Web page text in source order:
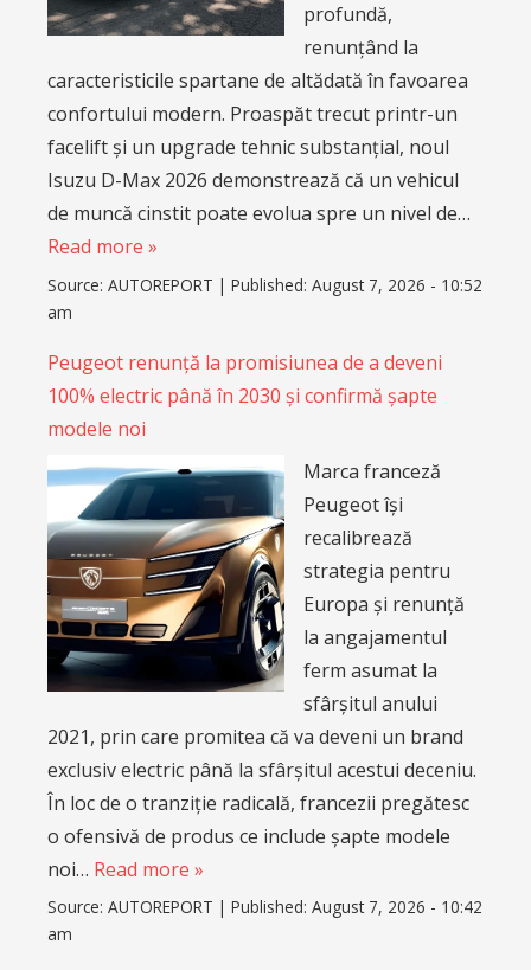
profundă,
renunțând la
caracteristicile spartane de altădată în favoarea
confortului modern. Proaspăt trecut printr-un
facelift și un upgrade tehnic substanțial, noul
Isuzu D-Max 2026 demonstrează că un vehicul
de muncă cinstit poate evolua spre un nivel de…
Read more »
Source: AUTOREPORT | Published: August 7, 2026 - 10:52
am
Peugeot renunță la promisiunea de a deveni
100% electric până în 2030 și confirmă șapte
modele noi
Marca franceză
Peugeot își
recalibrează
strategia pentru
Europa și renunță
la angajamentul
ferm asumat la
sfârșitul anului
2021, prin care promitea că va deveni un brand
exclusiv electric până la sfârșitul acestui deceniu.
În loc de o tranziție radicală, francezii pregătesc
o ofensivă de produs ce include șapte modele
noi… Read more »
Source: AUTOREPORT | Published: August 7, 2026 - 10:42
am